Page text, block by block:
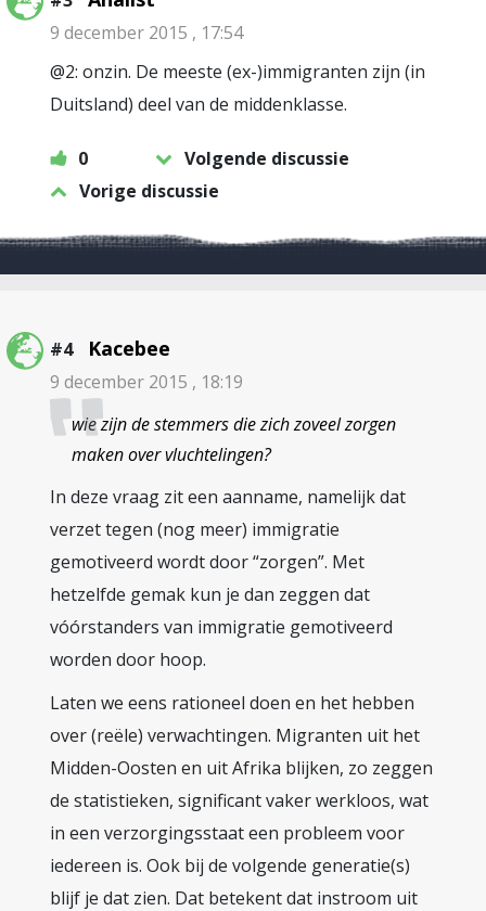
9 december 2015 , 17:54
@2: onzin. De meeste (ex-)immigranten zijn (in
Duitsland) deel van de middenklasse.
0
Volgende discussie
Vorige discussie
#4 Kacebee
9 december 2015 , 18:19
wie zijn de stemmers die zich zoveel zorgen
maken over vluchtelingen?
In deze vraag zit een aanname, namelijk dat
verzet tegen (nog meer) immigratie
gemotiveerd wordt door “zorgen”. Met
hetzelfde gemak kun je dan zeggen dat
vóórstanders van immigratie gemotiveerd
worden door hoop.
Laten we eens rationeel doen en het hebben
over (reële) verwachtingen. Migranten uit het
Midden-Oosten en uit Afrika blijken, zo zeggen
de statistieken, significant vaker werkloos, wat
in een verzorgingsstaat een probleem voor
iedereen is. Ook bij de volgende generatie(s)
blijf je dat zien. Dat betekent dat instroom uit